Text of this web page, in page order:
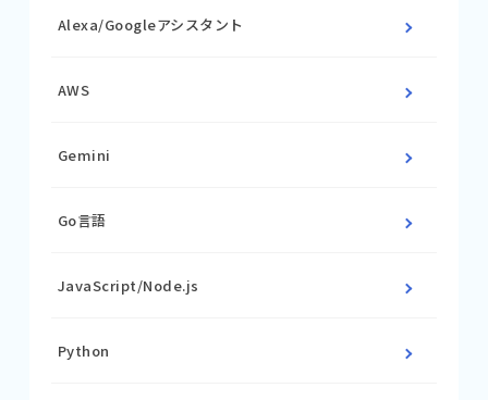
Alexa/Googleアシスタント
AWS
Gemini
Go言語
JavaScript/Node.js
Python